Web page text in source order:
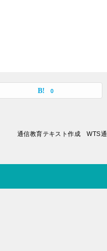
0
通信教育テキスト作成 WTS